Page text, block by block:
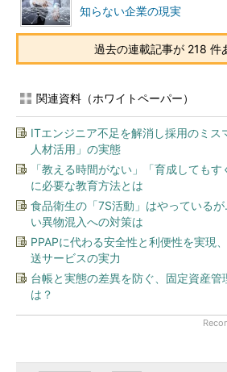
知らない企業の現実
過去の連載記事が 218 件
関連資料（ホワイトペーパー）
ITエンジニア不足を解消し採用のミス
人材活用」の実態
「教える時間がない」「育成しても
に必要な教育方法とは
食品衛生の「7S活動」はやってい
い異物混入への対策は
PPAPに代わる安全性と利便性を実現
送サービスの実力
台帳と実態の差異を防ぐ、固定資産管
は？